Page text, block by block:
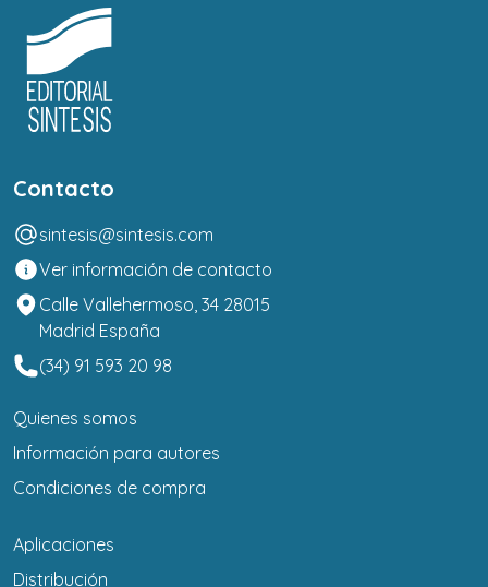
Contacto
sintesis@sintesis.com
Ver información de contacto
Calle Vallehermoso, 34 28015
Madrid España
(34) 91 593 20 98
Quienes somos
Información para autores
Condiciones de compra
Aplicaciones
Distribución